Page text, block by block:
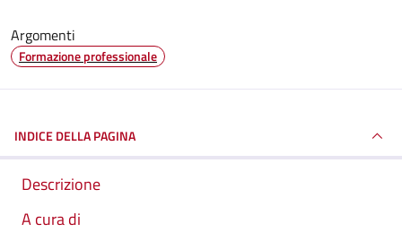
Argomenti
Formazione professionale
INDICE DELLA PAGINA
Descrizione
A cura di